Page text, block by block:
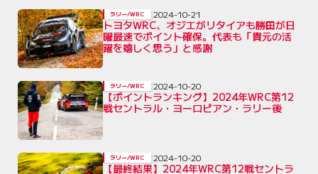
トヨタWRC、オジエがリタイアも勝田が日
曜最速でポイント確保。代表も「貴元の活
躍を嬉しく思う」と感謝
ラリー/WRC 2024-10-21
【ポイントランキング】2024年WRC第12
戦セントラル・ヨーロピアン・ラリー後
ラリー/WRC 2024-10-20
【最終結果】2024年WRC第12戦セントラ
ラリー/WRC 2024-10-20